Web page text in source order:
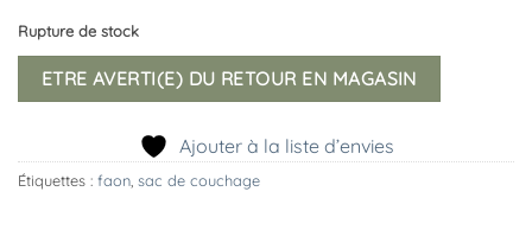
Rupture de stock
ETRE AVERTI(E) DU RETOUR EN MAGASIN
Ajouter à la liste d’envies
Étiquettes : faon sac de couchage